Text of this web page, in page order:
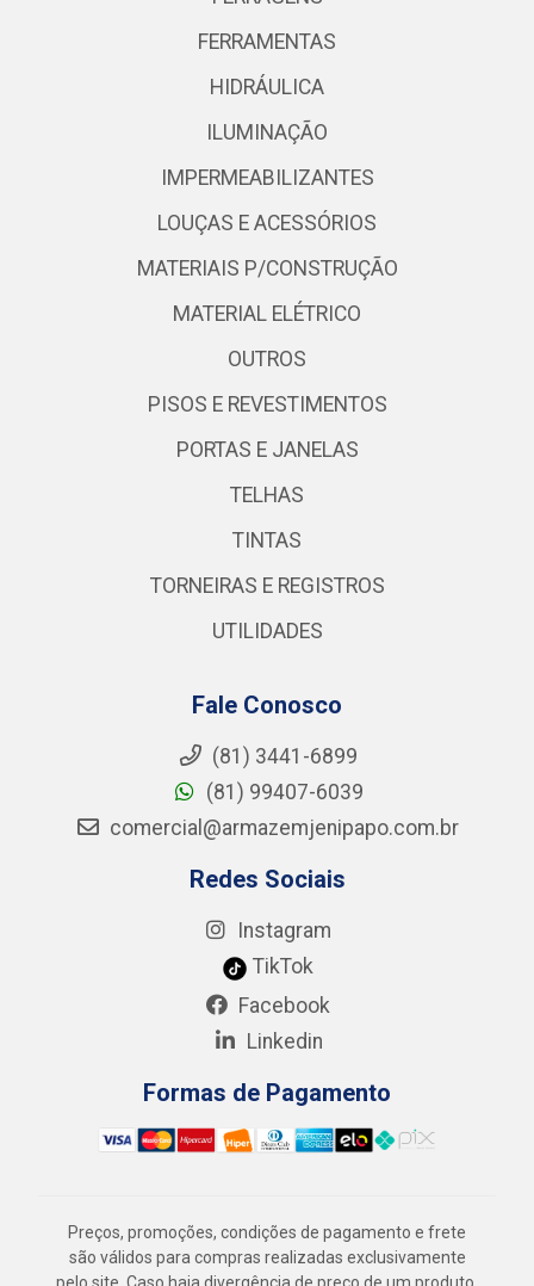
FERRAMENTAS
HIDRÁULICA
ILUMINAÇÃO
IMPERMEABILIZANTES
LOUÇAS E ACESSÓRIOS
MATERIAIS P/CONSTRUÇÃO
MATERIAL ELÉTRICO
OUTROS
PISOS E REVESTIMENTOS
PORTAS E JANELAS
TELHAS
TINTAS
TORNEIRAS E REGISTROS
UTILIDADES
Fale Conosco
(81) 3441-6899
(81) 99407-6039
comercial@armazemjenipapo.com.br
Redes Sociais
Instagram
TikTok
Facebook
Linkedin
Formas de Pagamento
Preços, promoções, condições de pagamento e frete
são válidos para compras realizadas exclusivamente